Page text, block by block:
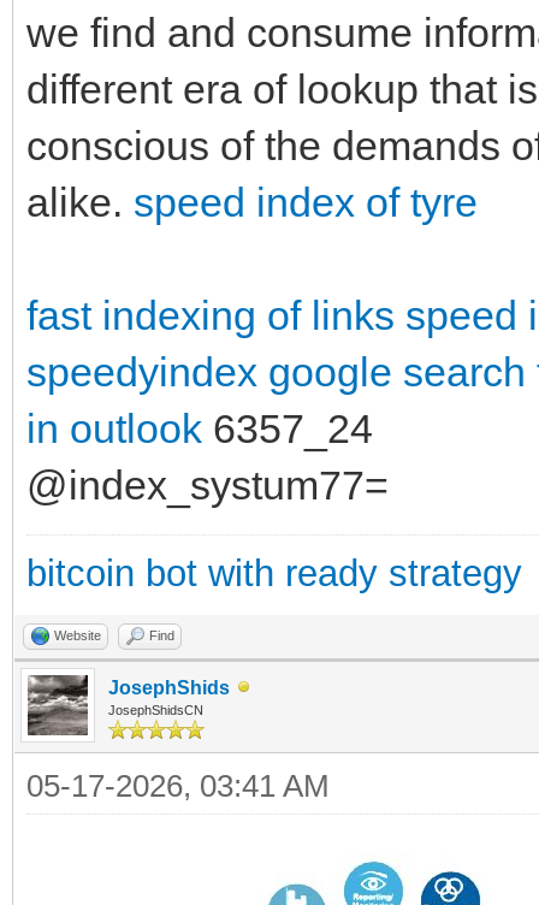
we find and consume
different era of lookup that
conscious of the demands
alike. speed index of tyre
fast indexing of links speed
speedyindex google search
in outlook 6357_24
@index_systum77=
bitcoin bot with ready strategy
Website Find
JosephShids
JosephShidsCN
05-17-2026, 03:41 AM